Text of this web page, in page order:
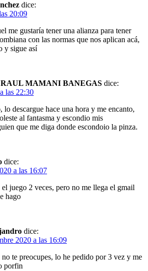
dice:
20:09
me gustaría tener una alianza para tener
con las normas que nos aplican acá,
y sigue así
MAMANI BANEGAS dice:
las 22:30
lo descargue hace una hora y me encanto,
al fantasma y escondio mis
que me diga donde escondoio la pinza.
dice:
a las 16:07
juego 2 veces, pero no me llega el gmail
hago
dice:
2020 a las 16:09
te preocupes, lo he pedido por 3 vez y me
porfin